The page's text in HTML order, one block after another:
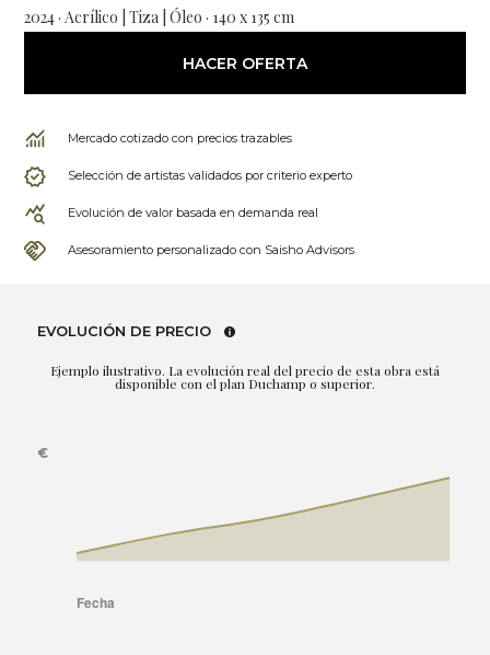
2024 · Acrílico | Tiza | Óleo · 140 x 135 cm
HACER OFERTA
Mercado cotizado con precios trazables
Selección de artistas validados por criterio experto
Evolución de valor basada en demanda real
Asesoramiento personalizado con Saisho Advisors
EVOLUCIÓN DE PRECIO
Ejemplo ilustrativo. La evolución real del precio de esta obra está
disponible con el plan Duchamp o superior.